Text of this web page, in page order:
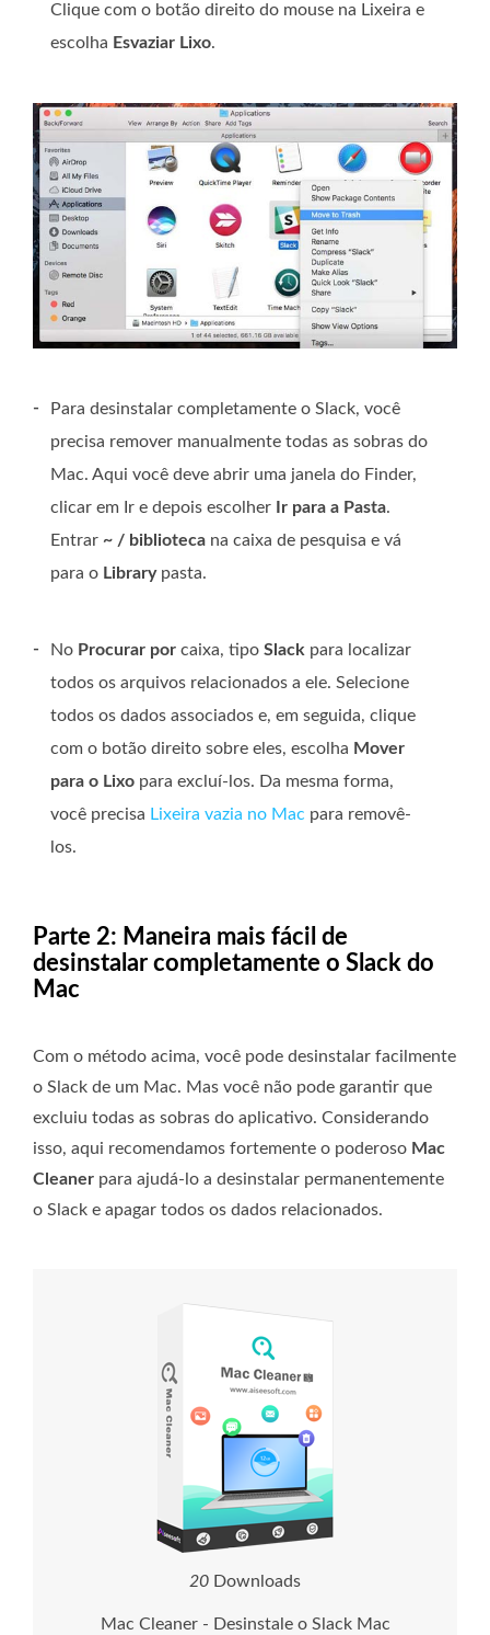
Clique com o botão direito do mouse na Lixeira e
escolha Esvaziar Lixo.
-
Para desinstalar completamente o Slack, você
precisa remover manualmente todas as sobras do
Mac. Aqui você deve abrir uma janela do Finder,
clicar em Ir e depois escolher
Ir para a Pasta.
Entrar ~ / biblioteca na caixa de pesquisa e vá
para o Librarypasta.
- No Procurar por caixa, tipo Slack para localizar
todos os arquivos relacionados a ele. Selecione
todos os dados associados e, em seguida, clique
com o botão direito sobre eles, escolha Mover
para o Lixo para excluí-los. Da mesma forma,
você precisa Lixeira vazia no Mac para removê-
los.
Parte 2: Maneira mais fácil de
desinstalar completamente o Slack do
Mac
Com o método acima, você pode desinstalar facilmente
o Slack de um Mac. Mas você não pode garantir que
excluiu todas as sobras do aplicativo. Considerando
isso, aqui recomendamos fortemente o poderoso Mac
Cleaner para ajudá-lo a desinstalar permanentemente
o Slack e apagar todos os dados relacionados.
24 Downloads
Mac Cleaner - Desinstale o Slack Mac